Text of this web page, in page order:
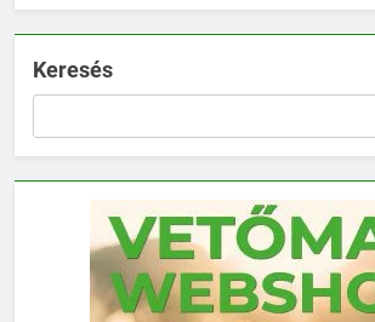
Keresés